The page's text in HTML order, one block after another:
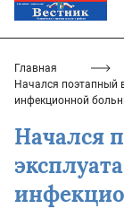
Главная
Начался поэтапный
инфекционной
Начался